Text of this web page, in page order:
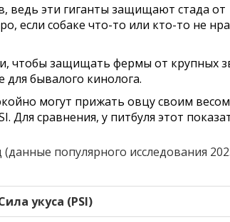
ведь эти гиганты защищают стада от
если собаке что-то или кто-то не
чтобы защищать фермы от крупных
бывалого кинолога.
могут прижать овцу своим
Для сравнения, у питбуля этот
популярного исследования
укуса (PSI)